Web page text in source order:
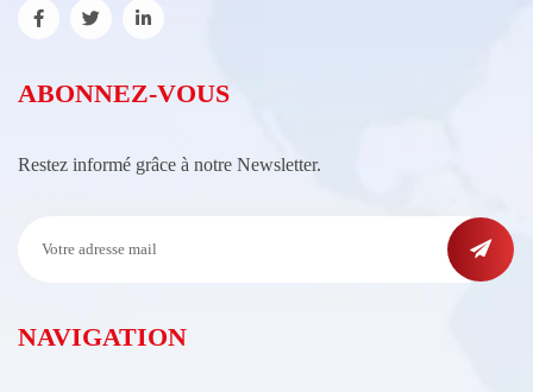
ABONNEZ-VOUS
Restez informé grâce à notre Newsletter.
NAVIGATION